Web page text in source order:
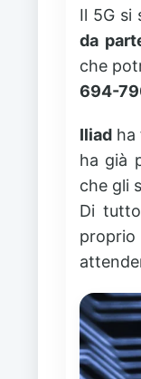
Il 5G si
da
che
694-
Iliad ha
ha già
che gli
Di